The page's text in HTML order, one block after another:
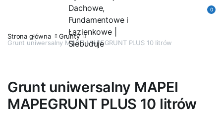
0
Strona główna
Grunty
Grunt uniwersalny MAPEI MAPEGRUNT PLUS 10 Iitrów
Grunt uniwersalny MAPEI
MAPEGRUNT PLUS 10 Iitrów